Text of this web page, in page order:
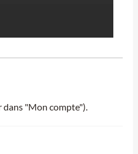
dans "Mon compte").